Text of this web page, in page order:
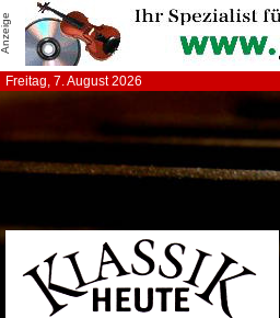
Anzeige
Freitag, 7. August 2026